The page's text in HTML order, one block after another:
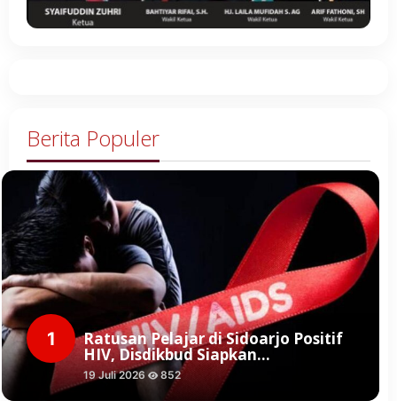
Berita Populer
1 Ratusan Pelajar di Sidoarjo Positif
HIV, Disdikbud Siapkan…
19 Juli 2026 852